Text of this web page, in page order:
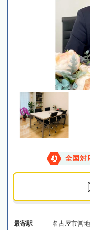
全国対
最寄駅 名古屋市営